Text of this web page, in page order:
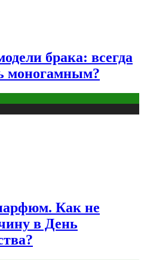
брака: всегда
моногамным?
Как не
в День